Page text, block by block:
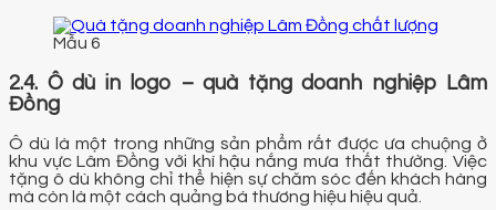
Mẫu 6
2.4. Ô dù in logo – quà tặng doanh nghiệp Lâm
Đồng
Ô dù là một trong những sản phẩm rất được ưa chuộng ở
khu vực Lâm Đồng với khí hậu nắng mưa thất thường. Việc
tặng ô dù không chỉ thể hiện sự chăm sóc đến khách hàng
mà còn là một cách quảng bá thương hiệu hiệu quả.